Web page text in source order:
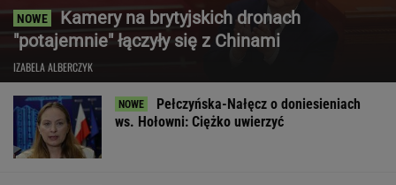
Kamery na brytyjskich dronach
"potajemnie" łączyły się z Chinami
IZABELA ALBERCZYK
Pełczyńska-Nałęcz o doniesieniach
ws. Hołowni: Ciężko uwierzyć